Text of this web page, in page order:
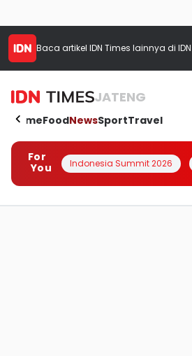
Baca artikel IDN Times lainnya di
JATENG
HomeFoodNewsSportTravel
For
You
Indonesia Summit 2026